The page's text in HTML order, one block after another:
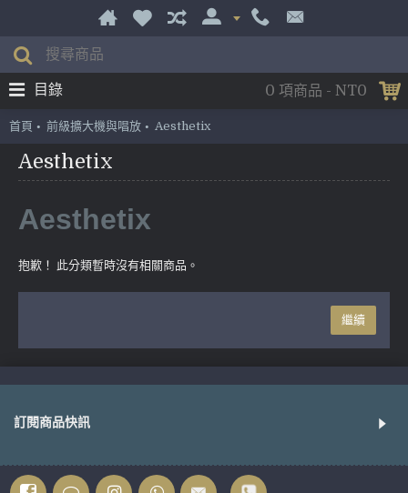
0 項商品 - NT0
目錄
首頁 前級擴大機與唱放 Aesthetix
Aesthetix
Aesthetix
抱歉！ 此分類暫時沒有相關商品。
繼續
訂閱商品快訊